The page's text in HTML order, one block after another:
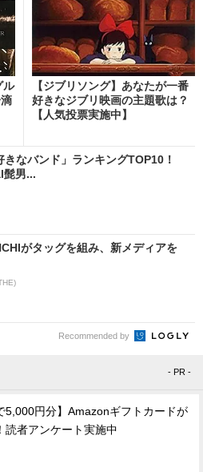
ル
【ジブリソング】あなたが一番
好きなジブリ映画の主題歌は？
【人気投票実施中】
きなバンド」ランキングTOP10！
男...
がタッグを組み、新メディアを
Recommended by
- PR -
5,000円分】Amazonギフトカードが
読者アンケート実施中